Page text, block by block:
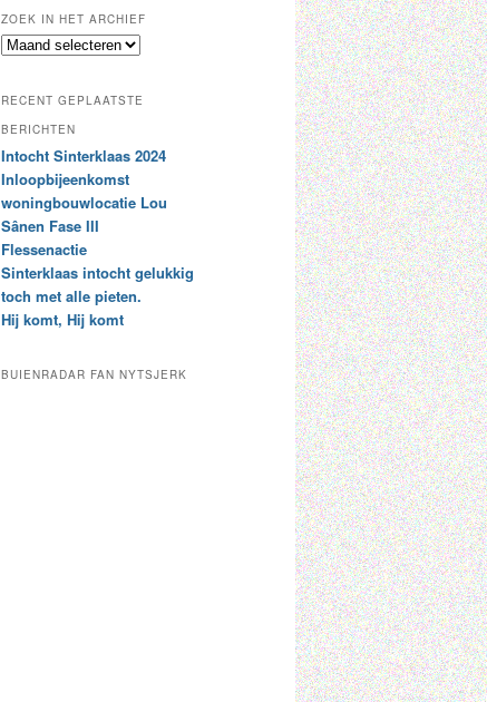
k
n
e
e
n
b
e
a
a
l
d
c
ZOEK IN HET ARCHIEF
Z
k
i
n
h
t
a
r
c
h
i
RECENT GEPLAATSTE
BERICHTEN
Intocht Sinterklaas 2024
Inloopbijeenkomst
woningbouwlocatie Lou
Sânen Fase III
Flessenactie
Sinterklaas intocht gelukkig
toch met alle pieten.
Hij komt, Hij komt
BUIENRADAR FAN NYTSJERK